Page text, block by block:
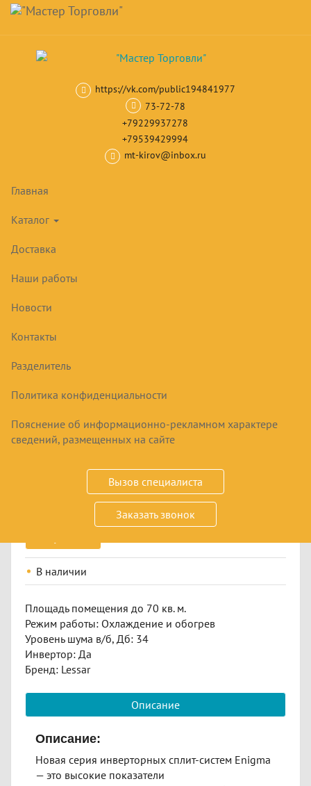
Skip
main
content
Навигация
https://vk.com/public194841977
73-72-78
+79229937278
+79539429994
mt-kirov@inbox.ru
Главная
Каталог
Доставка
Наши работы
Новости
Контакты
Разделитель
Политика конфиденциальности
Пояснение об информационно-рекламном характере
сведений, размещенных на сайте
Вызов специалиста
Заказать звонок
Корзина товар(ов)
Настенные кондиционеры
СПЛИТ-СИСТЕМА LESSAR LS-
HE24KDE2/LU-HE24KDE2 ENIGMA
В наличии
Площадь помещения до 70 кв. м.
Режим работы: Охлаждение и обогрев
Уровень шума в/б, Дб: 34
Инвертор: Да
Бренд: Lessar
Описание
Описание:
Новая серия инверторных сплит-систем Enigma
— это высокие показатели